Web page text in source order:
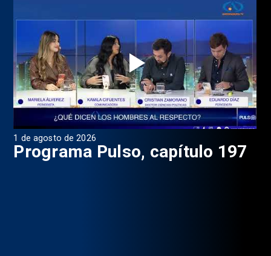
1 de agosto de 2026
Programa Pulso, capítulo 197